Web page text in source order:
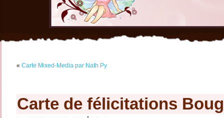
« Carte Mixed-Media par Nath Py
Carte de félicitations